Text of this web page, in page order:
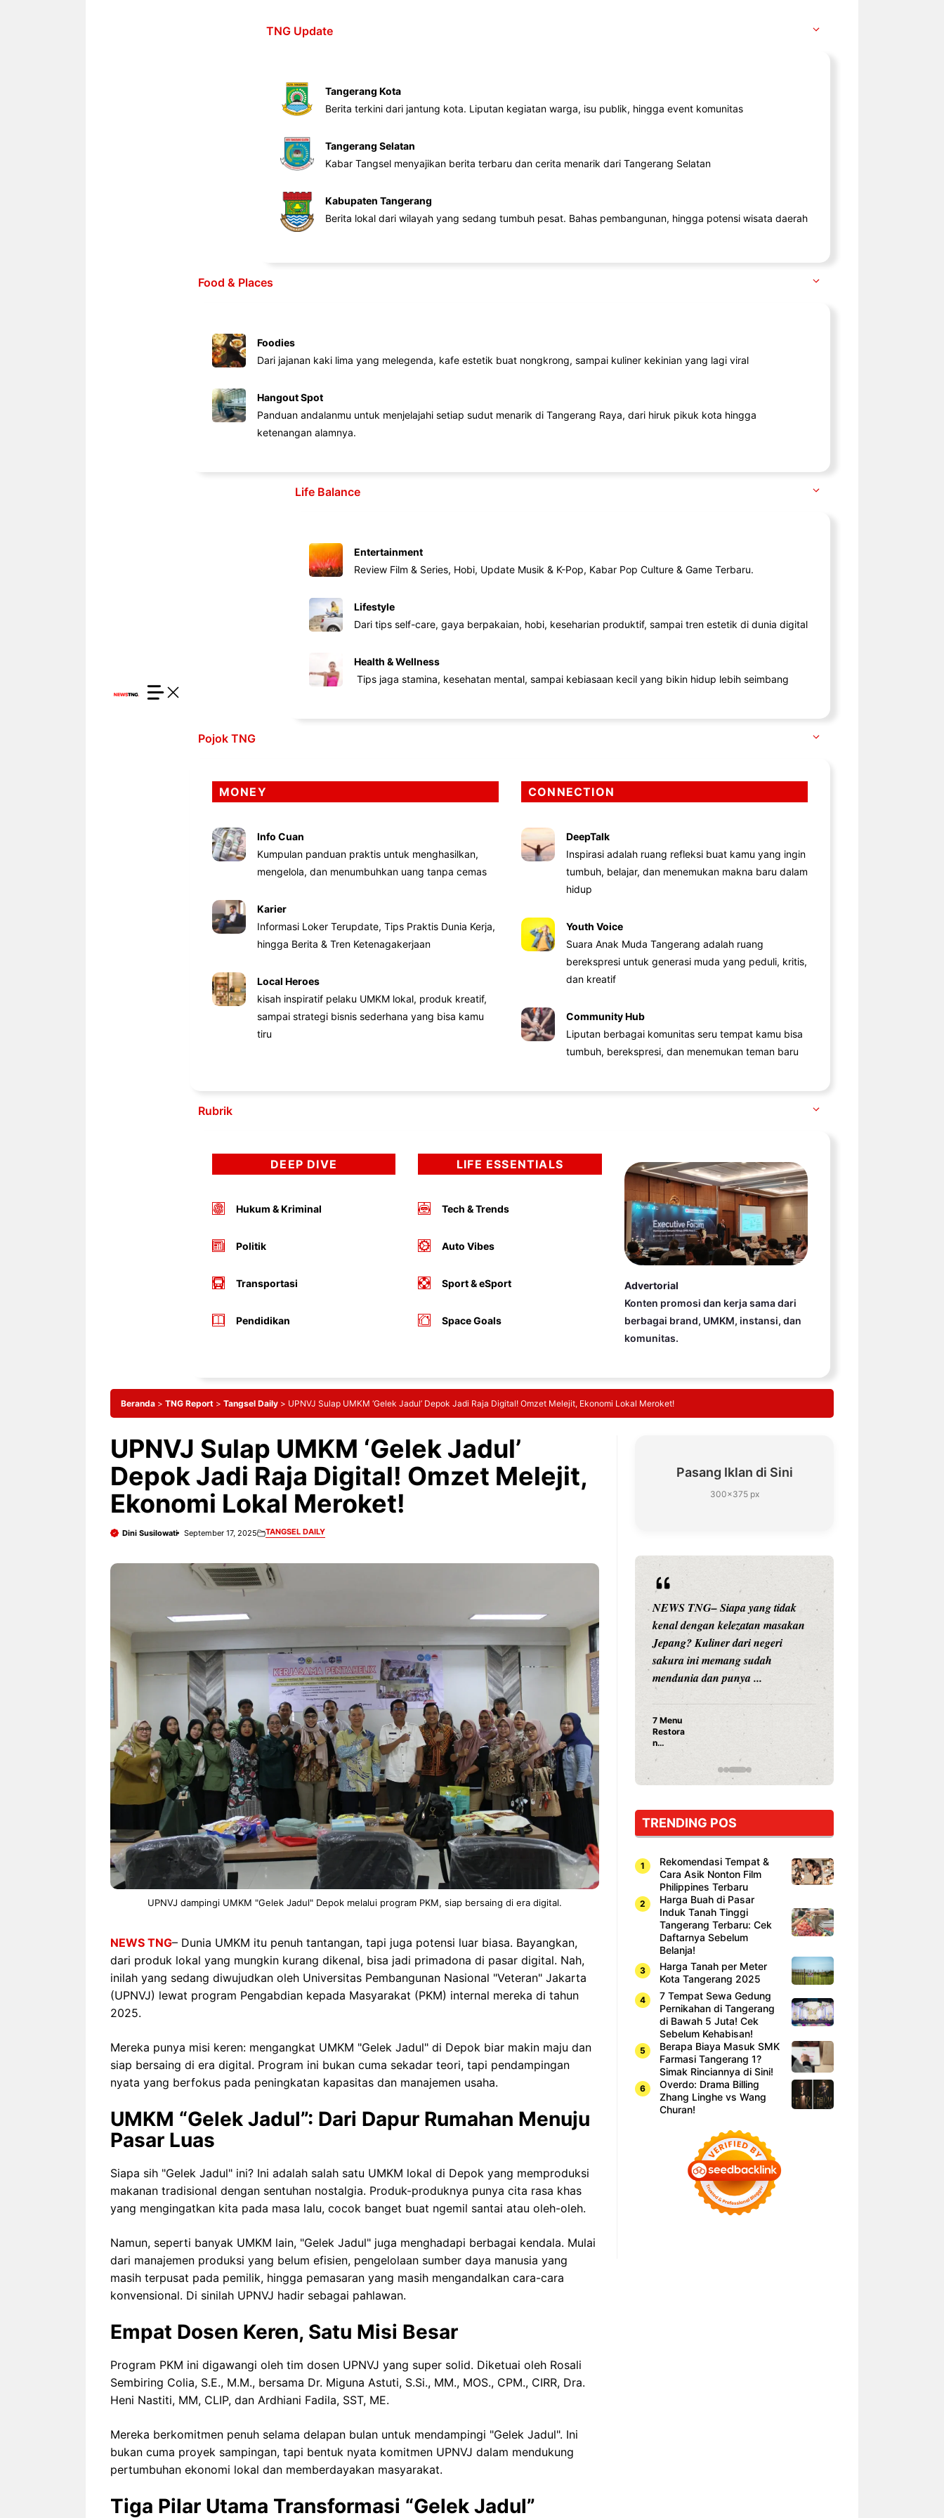
TNG Update
Tangerang Kota
Berita terkini dari jantung kota. Liputan kegiatan warga, isu publik, hingga event komunitas
Tangerang Selatan
Kabar Tangsel menyajikan berita terbaru dan cerita menarik dari Tangerang Selatan
Kabupaten Tangerang
Berita lokal dari wilayah yang sedang tumbuh pesat. Bahas pembangunan, hingga potensi wisata daerah
Food & Places
Foodies
Dari jajanan kaki lima yang melegenda, kafe estetik buat nongkrong, sampai kuliner kekinian yang lagi viral
Hangout Spot
Panduan andalanmu untuk menjelajahi setiap sudut menarik di Tangerang Raya, dari hiruk pikuk kota hingga
ketenangan alamnya.
Life Balance
Entertainment
Review Film & Series, Hobi, Update Musik & K-Pop, Kabar Pop Culture & Game Terbaru.
Lifestyle
Dari tips self-care, gaya berpakaian, hobi, keseharian produktif, sampai tren estetik di dunia digital
Health & Wellness
Tips jaga stamina, kesehatan mental, sampai kebiasaan kecil yang bikin hidup lebih seimbang
Pojok TNG
MONEY
Info Cuan
Kumpulan panduan praktis untuk menghasilkan,
mengelola, dan menumbuhkan uang tanpa cemas
Karier
Informasi Loker Terupdate, Tips Praktis Dunia Kerja,
hingga Berita & Tren Ketenagakerjaan
Local Heroes
kisah inspiratif pelaku UMKM lokal, produk kreatif,
sampai strategi bisnis sederhana yang bisa kamu
tiru
CONNECTION
DeepTalk
Inspirasi adalah ruang refleksi buat kamu yang ingin
tumbuh, belajar, dan menemukan makna baru dalam
hidup
Youth Voice
Suara Anak Muda Tangerang adalah ruang
berekspresi untuk generasi muda yang peduli, kritis,
dan kreatif
Community Hub
Liputan berbagai komunitas seru tempat kamu bisa
tumbuh, berekspresi, dan menemukan teman baru
Rubrik
DEEP DIVE
Hukum & Kriminal
Politik
Transportasi
Pendidikan
LIFE ESSENTIALS
Tech & Trends
Auto Vibes
Sport & eSport
Space Goals
Advertorial
Konten promosi dan kerja sama dari
berbagai brand, UMKM, instansi, dan
komunitas.
Beranda > TNG Report > Tangsel Daily > UPNVJ Sulap UMKM ‘Gelek Jadul’ Depok Jadi Raja Digital! Omzet Melejit, Ekonomi Lokal Meroket!
UPNVJ Sulap UMKM ‘Gelek Jadul’
Depok Jadi Raja Digital! Omzet Melejit,
Ekonomi Lokal Meroket!
Dini Susilowati September 17, 2025 TANGSEL DAILY
UPNVJ dampingi UMKM "Gelek Jadul" Depok melalui program PKM, siap bersaing di era digital.
NEWS TNG– Dunia UMKM itu penuh tantangan, tapi juga potensi luar biasa. Bayangkan,
dari produk lokal yang mungkin kurang dikenal, bisa jadi primadona di pasar digital. Nah,
inilah yang sedang diwujudkan oleh Universitas Pembangunan Nasional "Veteran" Jakarta
(UPNVJ) lewat program Pengabdian kepada Masyarakat (PKM) internal mereka di tahun
2025.
Mereka punya misi keren: mengangkat UMKM "Gelek Jadul" di Depok biar makin maju dan
siap bersaing di era digital. Program ini bukan cuma sekadar teori, tapi pendampingan
nyata yang berfokus pada peningkatan kapasitas dan manajemen usaha.
UMKM “Gelek Jadul”: Dari Dapur Rumahan Menuju
Pasar Luas
Siapa sih "Gelek Jadul" ini? Ini adalah salah satu UMKM lokal di Depok yang memproduksi
makanan tradisional dengan sentuhan nostalgia. Produk-produknya punya cita rasa khas
yang mengingatkan kita pada masa lalu, cocok banget buat ngemil santai atau oleh-oleh.
Namun, seperti banyak UMKM lain, "Gelek Jadul" juga menghadapi berbagai kendala. Mulai
dari manajemen produksi yang belum efisien, pengelolaan sumber daya manusia yang
masih terpusat pada pemilik, hingga pemasaran yang masih mengandalkan cara-cara
konvensional. Di sinilah UPNVJ hadir sebagai pahlawan.
Empat Dosen Keren, Satu Misi Besar
Program PKM ini digawangi oleh tim dosen UPNVJ yang super solid. Diketuai oleh Rosali
Sembiring Colia, S.E., M.M., bersama Dr. Miguna Astuti, S.Si., MM., MOS., CPM., CIRR, Dra.
Heni Nastiti, MM, CLIP, dan Ardhiani Fadila, SST, ME.
Mereka berkomitmen penuh selama delapan bulan untuk mendampingi "Gelek Jadul". Ini
bukan cuma proyek sampingan, tapi bentuk nyata komitmen UPNVJ dalam mendukung
pertumbuhan ekonomi lokal dan memberdayakan masyarakat.
Tiga Pilar Utama Transformasi “Gelek Jadul”
Pasang Iklan di Sini
300×375 px
nama besar di dunia hiburan,
Nunung Srimulat dan Vicky
Prasetyo, kini merambah dunia
kuliner dengan ...
Nunung Srimulat & Vicky
Prasetyo Buka Restoran
Ayam Panggang! Cuma Rp
15 Ribu, Resep Rahasia
Mami Bikin Nagih!
Menyambut pergantian tahun
2026, restoran all you can eat
Kakkoii All You Can Eat Bandung
menghadirkan ...
Sambut 2026, Kakkoii
Bandung Hadirkan Pesta All
You Can Eat Mulai Rp
145.000
kamu mulai ngerjain sesuatu cuma
buat iseng-iseng, eh ternyata malah
jadi peluang bisnis yang
menguntungkan? ...
Dari Iseng Jadi Cuan: Kisah
TUM_ATUL yang Ubah
Hampers Jadi Bisnis Kece
NEWS TNG– Siapa yang tidak
kenal dengan kelezatan masakan
Jepang? Kuliner dari negeri
sakura ini memang sudah
mendunia dan punya ...
7 Menu
Restora
n
yang
Dicoba,
Cuma
Sushi!
TRENDING POS
Rekomendasi Tempat &
Cara Asik Nonton Film
Philippines Terbaru
Harga Buah di Pasar
Induk Tanah Tinggi
Tangerang Terbaru: Cek
Daftarnya Sebelum
Belanja!
Harga Tanah per Meter
Kota Tangerang 2025
7 Tempat Sewa Gedung
Pernikahan di Tangerang
di Bawah 5 Juta! Cek
Sebelum Kehabisan!
Berapa Biaya Masuk SMK
Farmasi Tangerang 1?
Simak Rinciannya di Sini!
Overdo: Drama Billing
Zhang Linghe vs Wang
Churan!